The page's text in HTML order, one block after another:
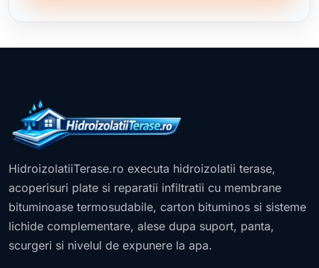
HidroizolatiiTerase.ro executa hidroizolatii terase,
acoperisuri plate si reparatii infiltratii cu membrane
bituminoase termosudabile, carton bituminos si sisteme
lichide complementare, alese dupa suport, panta,
scurgeri si nivelul de expunere la apa.